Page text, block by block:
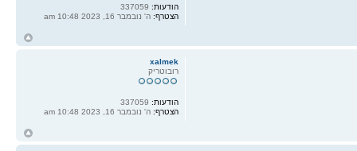
הודעות:
הצטרף: ה' נובמבר 16, 2023 10:48 am
xalmek
רובוטריק
הודעות:337059
הצטרף:ה' נובמבר 16, 2023 10:48 am